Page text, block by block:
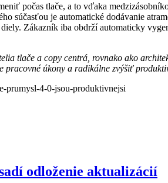
počas tlače, a to vďaka
súčasťou je automatické dodávanie
Zákazník iba obdrží automaticky
tlače a copy centrá, rovnako ako
pracovné úkony a radikálne zvýšiť
prumysl-4-0-jsou-produktivnejsi
odloženie aktualizácií